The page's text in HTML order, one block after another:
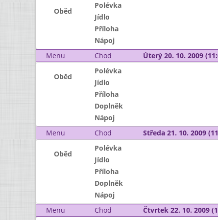
Oběd
Polévka
Jídlo
Příloha
Nápoj
Menu
Chod Úterý 20. 10. 2009
Oběd
Polévka
Jídlo
Příloha
Doplněk
Nápoj
Menu
Chod Středa 21. 10. 2009
Oběd
Polévka
Jídlo
Příloha
Doplněk
Nápoj
Menu
Chod Čtvrtek 22. 10. 2009